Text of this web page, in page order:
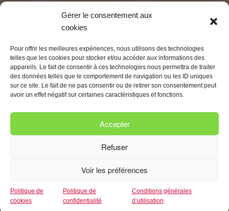
Gérer le consentement aux
cookies
Pour offrir les meilleures expériences, nous utilisons des technologies
telles que les cookies pour stocker et/ou accéder aux informations des
appareils. Le fait de consentir à ces technologies nous permettra de traiter
des données telles que le comportement de navigation ou les ID uniques
sur ce site. Le fait de ne pas consentir ou de retirer son consentement peut
avoir un effet négatif sur certaines caractéristiques et fonctions.
Accepter
Refuser
Voir les préférences
Politique de
cookies
Politique de
confidentialité
Conditions générales
d’utilisation
Cliquez pour accepter les cookies